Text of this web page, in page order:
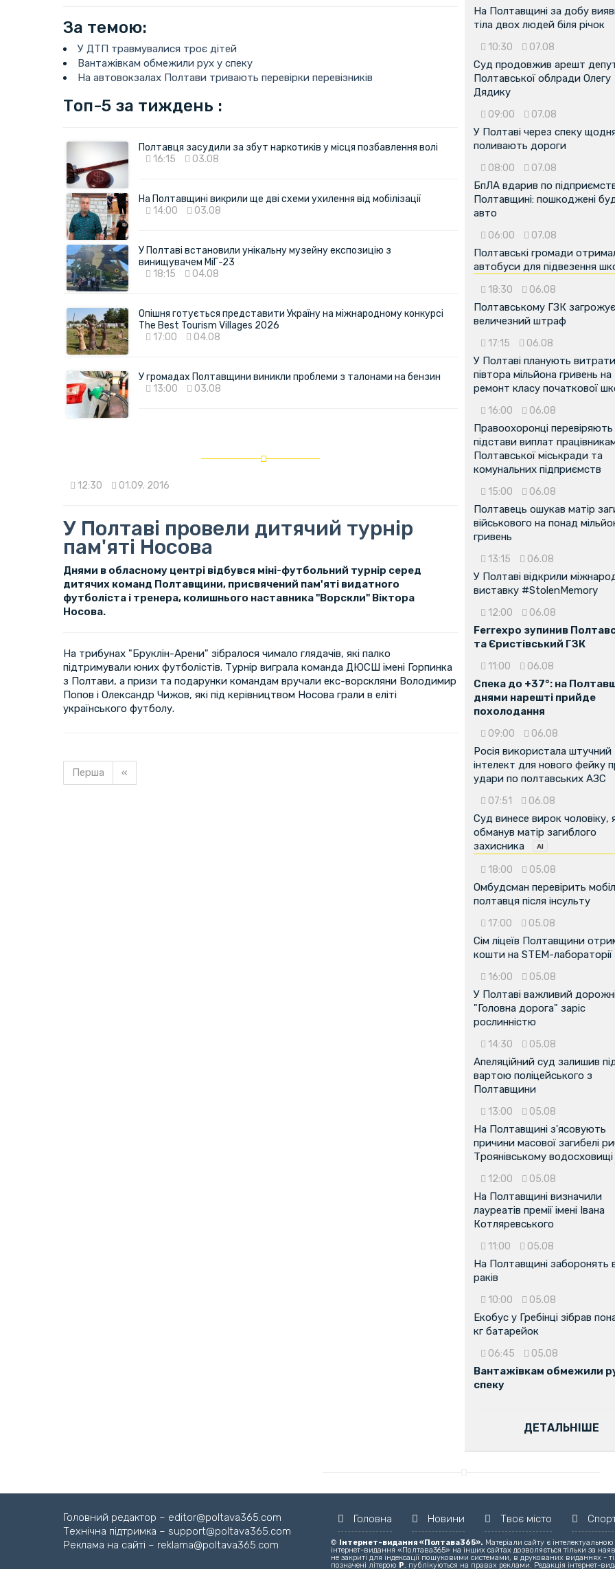
За темою:
У ДТП травмувалися троє дітей
Вантажівкам обмежили рух у спеку
На автовокзалах Полтави тривають перевірки перевізників
Топ-5 за тиждень :
Полтавця засудили за збут наркотиків у місця позбавлення волі
16:15
03.08
На Полтавщині викрили ще дві схеми ухилення від мобілізації
14:00
03.08
У Полтаві встановили унікальну музейну експозицію з
винищувачем МіГ-23
18:15
04.08
Опішня готується представити Україну на міжнародному конкурсі
The Best Tourism Villages 2026
17:00
04.08
У громадах Полтавщини виникли проблеми з талонами на бензин
13:00
03.08
12:30 01.09. 2016
У Полтаві провели дитячий турнір
пам'яті Носова
Днями в обласному центрі відбувся міні-футбольний турнір серед
дитячих команд Полтавщини, присвячений пам'яті видатного
футболіста і тренера, колишнього наставника "Ворскли" Віктора
Носова.
На трибунах "Бруклін-Арени" зібралося чимало глядачів, які палко
підтримували юних футболістів. Турнір виграла команда ДЮСШ імені Горпинка
з Полтави, а призи та подарунки командам вручали екс-ворскляни Володимир
Попов і Олександр Чижов, які під керівництвом Носова грали в еліті
українського футболу.
Перша «
На Полтавщині за добу
тіла двох людей біля річок
10:30 07.08
Суд продовжив арешт
Полтавської облради Олегу
Дядику
09:00 07.08
У Полтаві через спеку
поливають дороги
08:00 07.08
БпЛА вдарив по
Полтавщині: пошкоджені
авто
06:00 07.08
Полтавські громади
автобуси для підвезення
18:30 06.08
Полтавському ГЗК загрожує
величезний штраф
17:15 06.08
У Полтаві планують
півтора мільйона гривень на
ремонт класу початкової
16:00 06.08
Правоохоронці перевіряють
підстави виплат
Полтавської міськради та
комунальних підприємств
15:00 06.08
Полтавець ошукав матір
військового на понад
гривень
13:15 06.08
У Полтаві відкрили
виставку #StolenMemory
12:00 06.08
Ferrexpo зупинив
та Єристівський ГЗК
11:00 06.08
Спека до +37°: на
днями нарешті прийде
похолодання
09:00 06.08
Росія використала штучний
інтелект для нового фейку
удари по полтавських АЗС
07:51 06.08
Суд винесе вирок чоловіку,
обманув матір загиблого
захисника
18:00 05.08
Омбудсман перевірить
полтавця після інсульту
17:00 05.08
Сім ліцеїв Полтавщини
кошти на STEM-лабораторії
16:00 05.08
У Полтаві важливий
"Головна дорога" заріс
рослинністю
14:30 05.08
Апеляційний суд залишив
вартою поліцейського з
Полтавщини
13:00 05.08
На Полтавщині з'ясовують
причини масової загибелі
Троянівському водосховищі
12:00 05.08
На Полтавщині визначили
лауреатів премії імені Івана
Котляревського
11:00 05.08
На Полтавщині заборонять
раків
10:00 05.08
Екобус у Гребінці зібрав
кг батарейок
06:45 05.08
Вантажівкам обмежили
спеку
ДЕТАЛЬНІШЕ
Головний редактор – editor@poltava365.com
Технічна підтримка – support@poltava365.com
Реклама на сайті – reklama@poltava365.com
Головна Новини Твоє місто
© Інтернет-видання «Полтава365». Матеріали сайту є
інтернет-видання «Полтава365» на інших сайтах дозволяється тільки за
не закриті для індексації пошуковими системами, в друкованих виданнях -
позначені літерою Р, публікуються на правах реклами. Редакція інтернет-